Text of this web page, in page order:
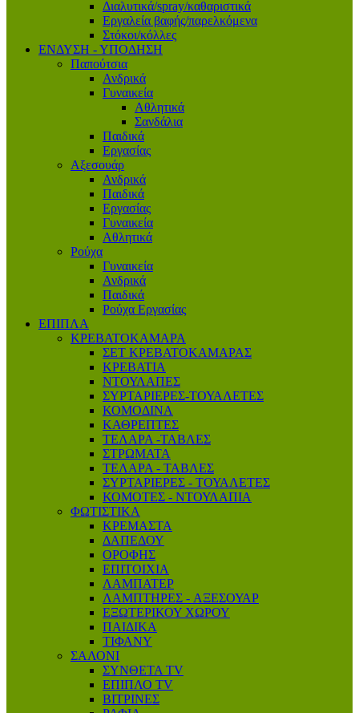
Διαλυτικά/spray/καθαριστικά
Εργαλεία βαφής/παρελκόμενα
Στόκοι/κόλλες
ΕΝΔΥΣΗ - ΥΠΟΔΗΣΗ
Παπούτσια
Ανδρικά
Γυναικεία
Αθλητικά
Σανδάλια
Παιδικά
Εργασίας
Αξεσουάρ
Ανδρικά
Παιδικά
Εργασίας
Γυναικεία
Αθλητικά
Ρούχα
Γυναικεία
Ανδρικά
Παιδικά
Ρούχα Εργασίας
ΕΠΙΠΛΑ
ΚΡΕΒΑΤΟΚΑΜΑΡΑ
ΣΕΤ ΚΡΕΒΑΤΟΚΑΜΑΡΑΣ
ΚΡΕΒΑΤΙΑ
ΝΤΟΥΛΑΠΕΣ
ΣΥΡΤΑΡΙΕΡΕΣ-ΤΟΥΑΛΕΤΕΣ
ΚΟΜΟΔΙΝΑ
ΚΑΘΡΕΠΤΕΣ
ΤΕΛΑΡΑ -ΤΑΒΛΕΣ
ΣΤΡΩΜΑΤΑ
ΤΕΛΑΡΑ - ΤΑΒΛΕΣ
ΣΥΡΤΑΡΙΕΡΕΣ - ΤΟΥΑΛΕΤΕΣ
ΚΟΜΟΤΕΣ - ΝΤΟΥΛΑΠΙΑ
ΦΩΤΙΣΤΙΚΑ
ΚΡΕΜΑΣΤΑ
ΔΑΠΕΔΟΥ
ΟΡΟΦΗΣ
ΕΠΙΤΟΙΧΙΑ
ΛΑΜΠΑΤΕΡ
ΛΑΜΠΤΗΡΕΣ - AΞΕΣΟΥΑΡ
ΕΞΩΤΕΡΙΚΟΥ ΧΩΡΟΥ
ΠΑΙΔΙΚΑ
ΤΙΦΑΝΥ
ΣΑΛΟΝΙ
ΣΥΝΘΕΤΑ TV
ΕΠΙΠΛΟ ΤV
ΒΙΤΡΙΝΕΣ